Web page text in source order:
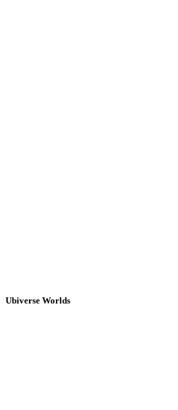
Ubiverse Worlds